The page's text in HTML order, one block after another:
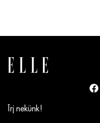
Írj nekünk!